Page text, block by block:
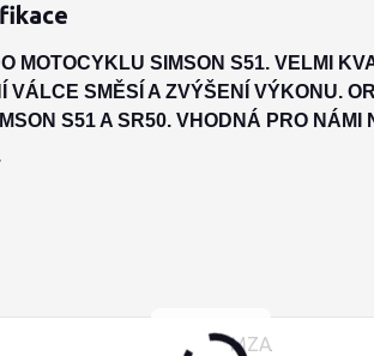
MOTOCYKLU SIMSON S51. VELMI
VÁLCE SMĚSÍ A ZVÝŠENÍ VÝKONU.
S51 A SR50. VHODNÁ PRO
MZA